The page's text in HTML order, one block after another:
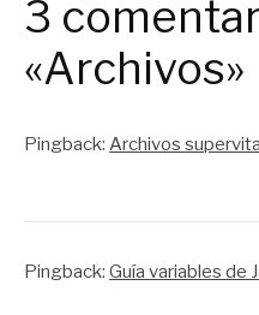
3
«Archivos»
Pingback: Archivos
Pingback: Guía variables de